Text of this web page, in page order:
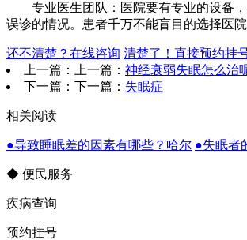
专业医生团队：医院要有专业的设备，
误诊的情况。患者千万不能盲目的选择医
还不清楚？在线咨询 清楚了！直接预约挂
上一篇：上一篇： 神经衰弱失眠怎么治
下一篇：下一篇： 失眠症
相关阅读
●导致睡眠差的因素有哪些？哈尔 ●失眠者
◆ 便民服务
疾病查询
预约挂号